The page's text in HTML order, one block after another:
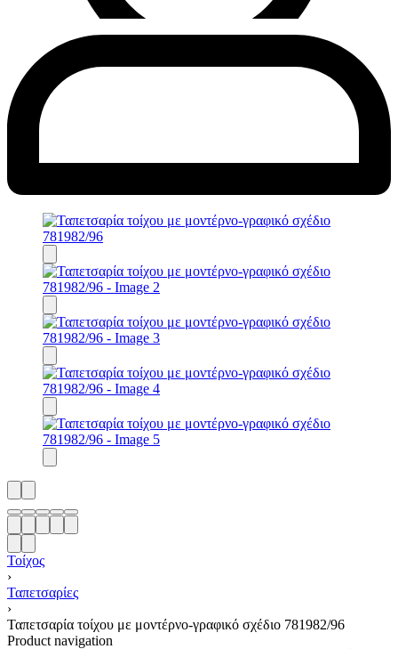
Τοίχος
›
Ταπετσαρίες
›
Ταπετσαρία τοίχου με μοντέρνο-γραφικό σχέδιο 781982/96
Product navigation